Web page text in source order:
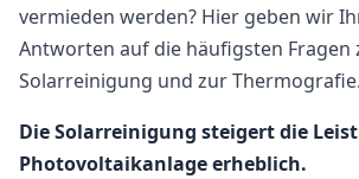
vermieden werden? Hier geben wir
Antworten auf die häufigsten Fragen
Solarreinigung und zur Thermografie.
Die Solarreinigung steigert die
Photovoltaikanlage erheblich.